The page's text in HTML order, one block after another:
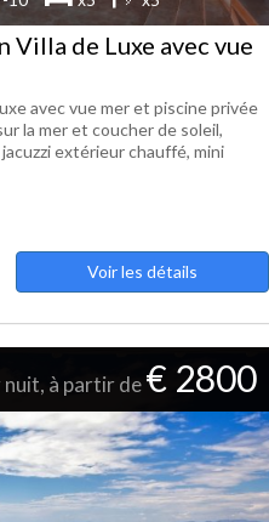
Villa de Luxe avec vue
avec vue mer et piscine privée
la mer et coucher de soleil,
extérieur chauffé, mini
Voir les détails
nuit, à partir de€ 2800